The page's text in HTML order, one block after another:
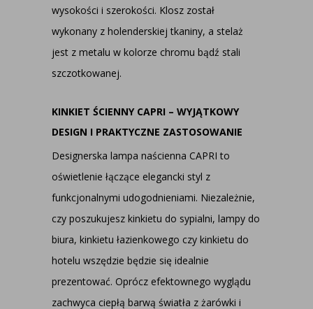
wysokości i szerokości. Klosz został
wykonany z holenderskiej tkaniny, a stelaż
jest z metalu w kolorze chromu bądź stali
szczotkowanej.
KINKIET ŚCIENNY CAPRI – WYJĄTKOWY
DESIGN I PRAKTYCZNE ZASTOSOWANIE
Designerska lampa naścienna CAPRI to
oświetlenie łączące elegancki styl z
funkcjonalnymi udogodnieniami. Niezależnie,
czy poszukujesz kinkietu do sypialni, lampy do
biura, kinkietu łazienkowego czy kinkietu do
hotelu wszędzie będzie się idealnie
prezentować. Oprócz efektownego wyglądu
zachwyca ciepłą barwą światła z żarówki i